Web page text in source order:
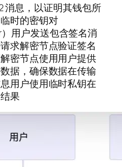
消息，以证明其钱包所
时的密钥对
）用户发送包含签名消
求解密节点验证签名
密节点使用用户提供
据，确保数据在传输
用户使用临时私钥在
果